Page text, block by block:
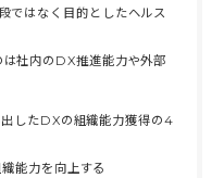
ではなく目的としたヘルス
社内のDX推進能力や外部
したDXの組織能力獲得の4
能力を向上する